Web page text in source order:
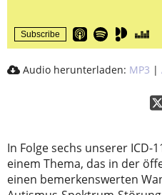
Subscribe
Audio herunterladen: MP3 |
In Folge sechs unserer ICD-
einem Thema, das in der
einen bemerkenswerten